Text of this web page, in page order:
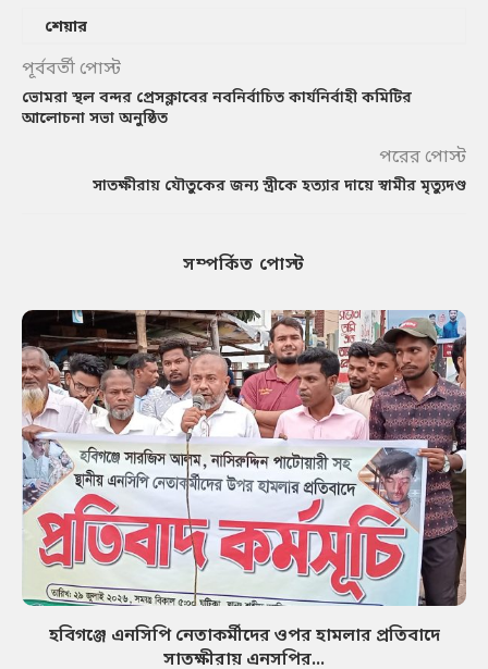
শেয়ার
পূর্ববর্তী পোস্ট
ভোমরা স্থল বন্দর প্রেসক্লাবের নবনির্বাচিত কার্যনির্বাহী কমিটির
আলোচনা সভা অনুষ্ঠিত
পরের পোস্ট
সাতক্ষীরায় যৌতুকের জন্য স্ত্রীকে হত্যার দায়ে স্বামীর মৃত্যুদণ্ড
সম্পর্কিত পোস্ট
হবিগঞ্জে এনসিপি নেতাকর্মীদের ওপর হামলার প্রতিবাদে
সাতক্ষীরায় এনসপির...